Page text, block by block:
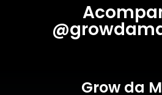
Grow da